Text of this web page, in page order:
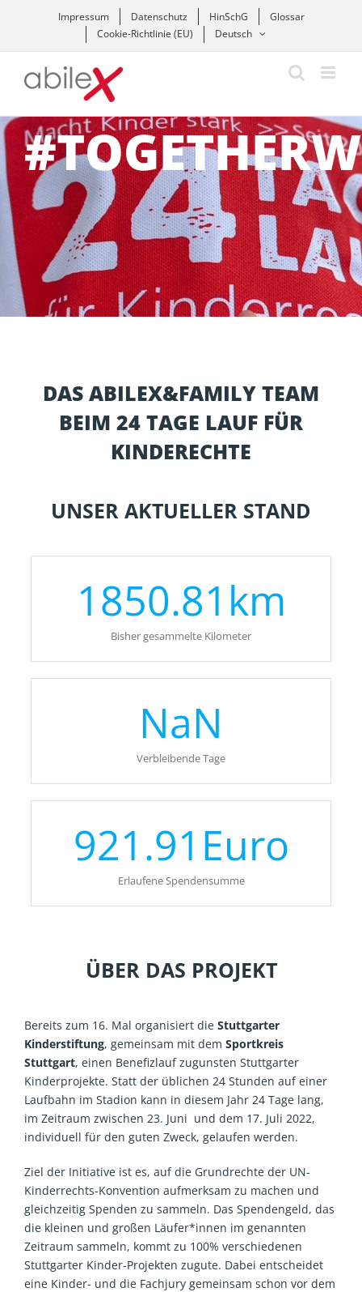
Impressum Datenschutz HinSchG
Glossar
Cookie-Richtlinie (EU)
Deutsch
DAS ABILEX&FAMILY TEAM
BEIM 24 TAGE LAUF FÜR
KINDERECHTE
UNSER AKTUELLER STAND
1850.81 km
Bisher gesammelte Kilometer
NaN
Verbleibende Tage
921.91 Euro
Erlaufene Spendensumme
ÜBER DAS PROJEKT
Bereits zum 16. Mal organisiert die Stuttgarter
Kinderstiftung, gemeinsam mit dem Sportkreis
Stuttgart, einen Benefizlauf zugunsten Stuttgarter
Kinderprojekte. Statt der üblichen 24 Stunden auf einer
Laufbahn im Stadion kann in diesem Jahr 24 Tage lang,
im Zeitraum zwischen 23. Juni und dem 17. Juli 2022,
individuell für den guten Zweck, gelaufen werden.
Ziel der Initiative ist es, auf die Grundrechte der UN-
Kinderrechts-Konvention aufmerksam zu machen und
gleichzeitig Spenden zu sammeln. Das Spendengeld, das
die kleinen und großen Läufer*innen im genannten
Zeitraum sammeln, kommt zu 100% verschiedenen
Stuttgarter Kinder-Projekten zugute. Dabei entscheidet
eine Kinder- und die Fachjury gemeinsam schon vor dem